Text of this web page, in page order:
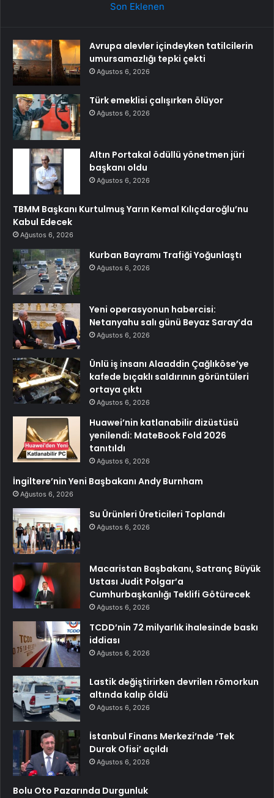
Son Eklenen
Avrupa alevler içindeyken tatilcilerin
umursamazlığı tepki çekti
Ağustos 6, 2026
Türk emeklisi çalışırken ölüyor
Ağustos 6, 2026
Altın Portakal ödüllü yönetmen jüri
başkanı oldu
Ağustos 6, 2026
TBMM Başkanı Kurtulmuş Yarın Kemal Kılıçdaroğlu’nu
Kabul Edecek
Ağustos 6, 2026
Kurban Bayramı Trafiği Yoğunlaştı
Ağustos 6, 2026
Yeni operasyonun habercisi:
Netanyahu salı günü Beyaz Saray’da
Ağustos 6, 2026
Ünlü iş insanı Alaaddin Çağlıköse’ye
kafede bıçaklı saldırının görüntüleri
ortaya çıktı
Ağustos 6, 2026
Huawei’nin katlanabilir dizüstüsü
yenilendi: MateBook Fold 2026
tanıtıldı
Ağustos 6, 2026
İngiltere’nin Yeni Başbakanı Andy Burnham
Ağustos 6, 2026
Su Ürünleri Üreticileri Toplandı
Ağustos 6, 2026
Macaristan Başbakanı, Satranç Büyük
Ustası Judit Polgar’a
Cumhurbaşkanlığı Teklifi Götürecek
Ağustos 6, 2026
TCDD’nin 72 milyarlık ihalesinde baskı
iddiası
Ağustos 6, 2026
Lastik değiştirirken devrilen römorkun
altında kalıp öldü
Ağustos 6, 2026
İstanbul Finans Merkezi’nde ‘Tek
Durak Ofisi’ açıldı
Ağustos 6, 2026
Bolu Oto Pazarında Durgunluk